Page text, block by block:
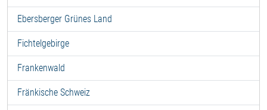
Ebersberger Grünes Land
Fichtelgebirge
Frankenwald
Fränkische Schweiz